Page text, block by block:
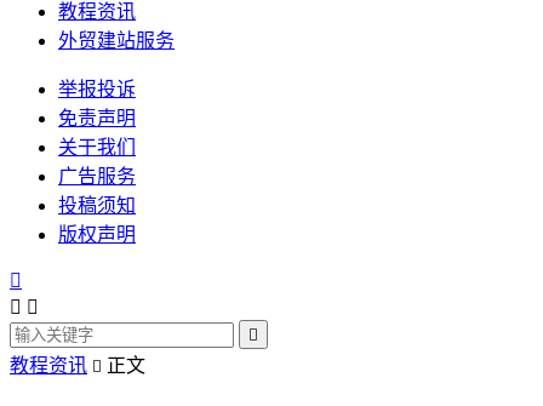
教程资讯
外贸建站服务
举报投诉
免责声明
关于我们
广告服务
投稿须知
版权声明

 

教程资讯  正文